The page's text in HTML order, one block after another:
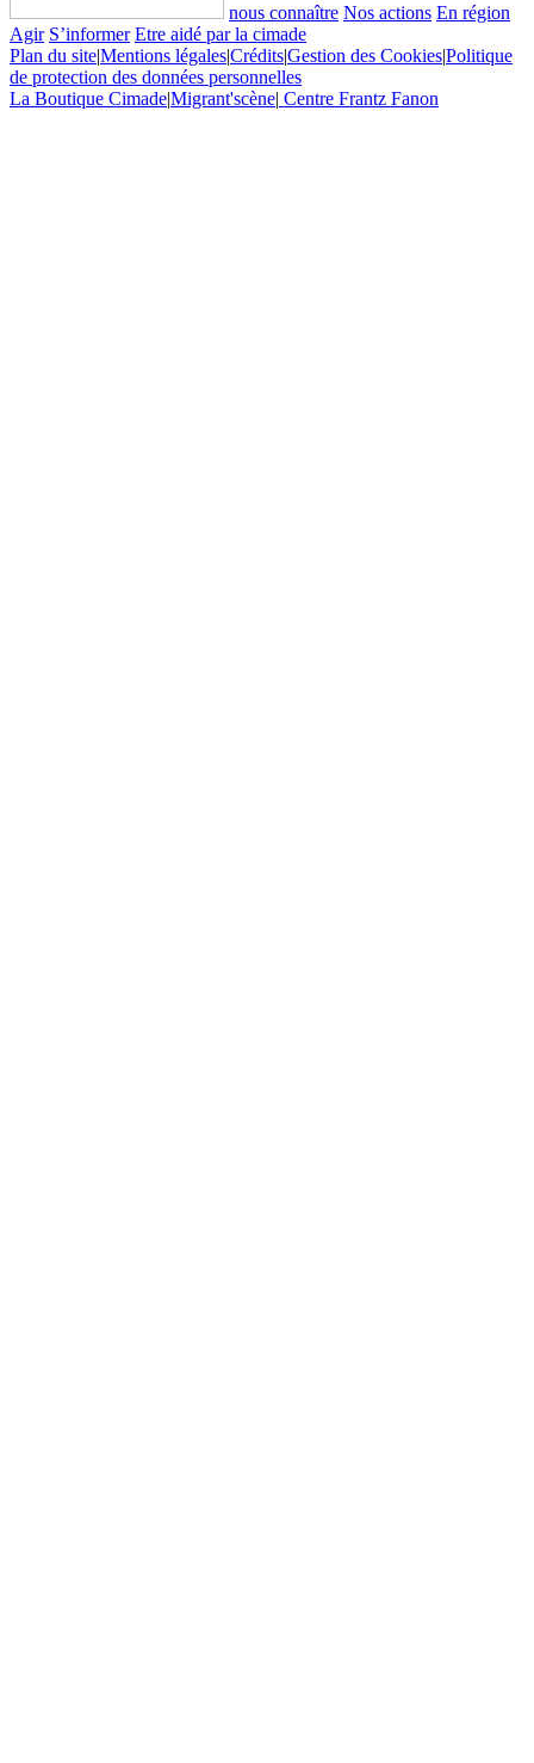
nous connaître Nos actions En région
Agir S’informer Etre aidé par la cimade
Plan du site|Mentions légales|Crédits|Gestion des Cookies|Politique
de protection des données personnelles
La Boutique Cimade|Migrant'scène| Centre Frantz Fanon